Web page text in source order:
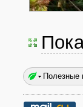
Полезные